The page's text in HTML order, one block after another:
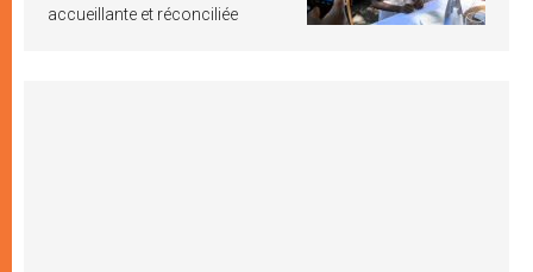
accueillante et réconciliée